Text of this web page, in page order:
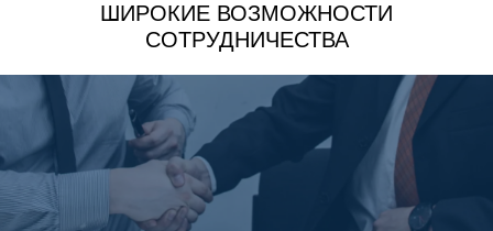
ШИРОКИЕ ВОЗМОЖНОСТИ
СОТРУДНИЧЕСТВА